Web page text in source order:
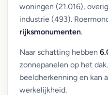
woningen (21.016),
industrie (493).
rijksmonumenten.
Naar schatting hebben
zonnepanelen op het
beeldherkenning en kan
werkelijkheid.